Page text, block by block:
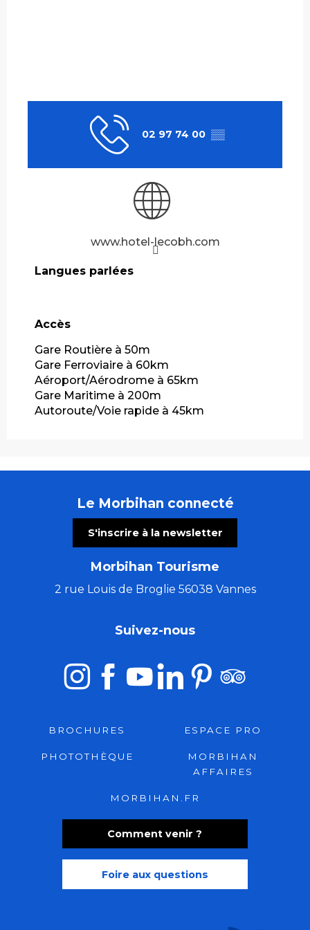
02 97 74 00 ▒▒
www.hotel-lecobh.com
Langues parlées
Langues parlées
Accès
Accès
Gare Routière à 50m
Gare Ferroviaire à 60km
Aéroport/Aérodrome à 65km
Gare Maritime à 200m
Autoroute/Voie rapide à 45km
Le Morbihan connecté
S'inscrire à la newsletter
Morbihan Tourisme
2 rue Louis de Broglie 56038 Vannes
Comment venir ?
Foire aux questions
Suivez-nous
BROCHURES ESPACE PRO
PHOTOTHÈQUE
MORBIHAN
AFFAIRES
MORBIHAN.FR